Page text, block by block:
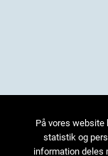
På vores website
statistik og
information deles